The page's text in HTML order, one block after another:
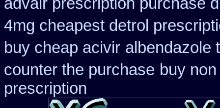
4mg cheapest detrol
buy cheap acivir albendazole
counter the purchase buy
prescription